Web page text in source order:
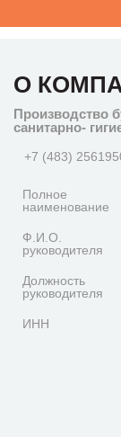
О
Производство
санитарно-
+7 (483)
Полное
наименование
Ф.И.О.
руководителя
Должность
руководителя
ИНН